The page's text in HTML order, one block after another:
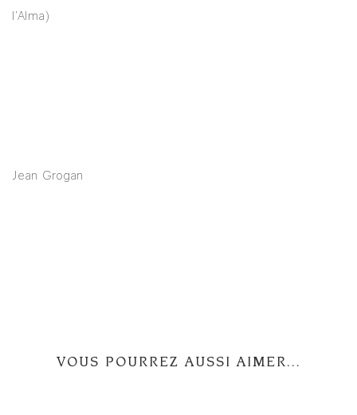
l’Alma)
Jean Grogan
VOUS POURREZ AUSSI AIMER...